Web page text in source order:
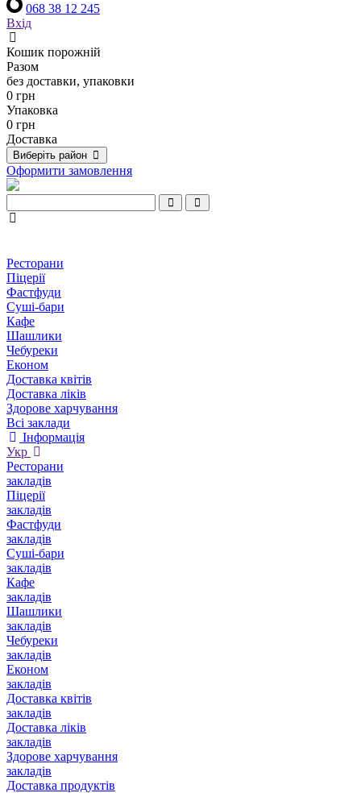
068 38 12 245
Вхід
Кошик порожній
Разом
без доставки, упаковки
0 грн
Упаковка
0 грн
Доставка
Виберіть район
Оформити замовлення
Ресторани
Піцерії
Фастфуди
Суші-бари
Кафе
Шашлики
Чебуреки
Економ
Доставка квітів
Доставка ліків
Здорове харчування
Всі заклади
Інформація
Укр
Ресторани
закладів
Піцерії
закладів
Фастфуди
закладів
Суші-бари
закладів
Кафе
закладів
Шашлики
закладів
Чебуреки
закладів
Економ
закладів
Доставка квітів
закладів
Доставка ліків
закладів
Здорове харчування
закладів
Доставка продуктів